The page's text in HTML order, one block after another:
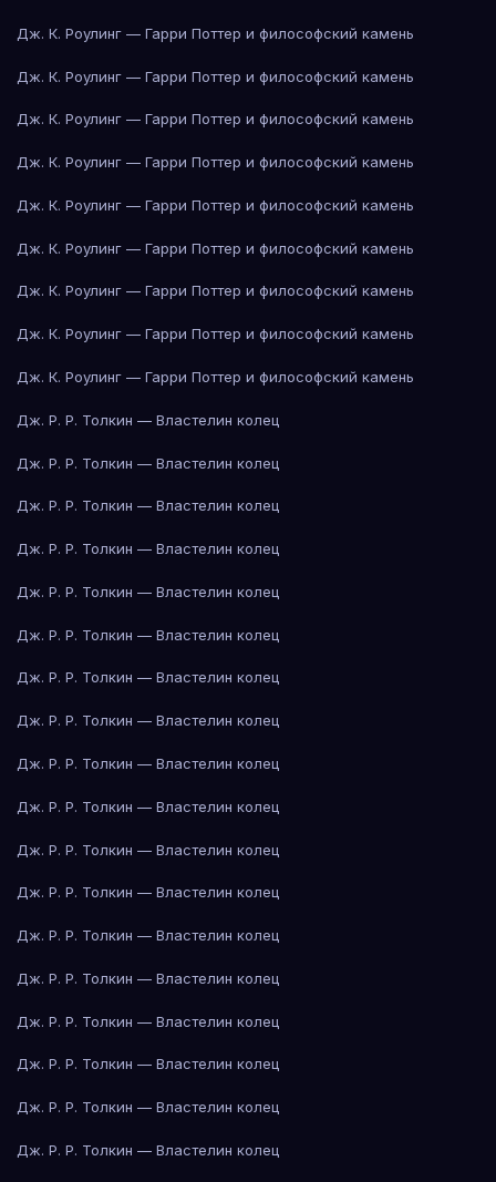
Дж. К. Роулинг — Гарри Поттер и философский камень
Дж. К. Роулинг — Гарри Поттер и философский камень
Дж. К. Роулинг — Гарри Поттер и философский камень
Дж. К. Роулинг — Гарри Поттер и философский камень
Дж. К. Роулинг — Гарри Поттер и философский камень
Дж. К. Роулинг — Гарри Поттер и философский камень
Дж. К. Роулинг — Гарри Поттер и философский камень
Дж. К. Роулинг — Гарри Поттер и философский камень
Дж. К. Роулинг — Гарри Поттер и философский камень
Дж. Р. Р. Толкин — Властелин колец
Дж. Р. Р. Толкин — Властелин колец
Дж. Р. Р. Толкин — Властелин колец
Дж. Р. Р. Толкин — Властелин колец
Дж. Р. Р. Толкин — Властелин колец
Дж. Р. Р. Толкин — Властелин колец
Дж. Р. Р. Толкин — Властелин колец
Дж. Р. Р. Толкин — Властелин колец
Дж. Р. Р. Толкин — Властелин колец
Дж. Р. Р. Толкин — Властелин колец
Дж. Р. Р. Толкин — Властелин колец
Дж. Р. Р. Толкин — Властелин колец
Дж. Р. Р. Толкин — Властелин колец
Дж. Р. Р. Толкин — Властелин колец
Дж. Р. Р. Толкин — Властелин колец
Дж. Р. Р. Толкин — Властелин колец
Дж. Р. Р. Толкин — Властелин колец
Дж. Р. Р. Толкин — Властелин колец